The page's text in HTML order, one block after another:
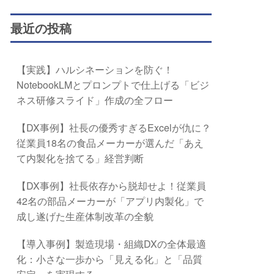
最近の投稿
【実践】ハルシネーションを防ぐ！
NotebookLMとプロンプトで仕上げる「ビジ
ネス研修スライド」作成の全フロー
【DX事例】社長の優秀すぎるExcelが仇に？
従業員18名の食品メーカーが選んだ「あえ
て内製化を捨てる」経営判断
【DX事例】社長依存から脱却せよ！従業員
42名の部品メーカーが「アプリ内製化」で
成し遂げた生産体制改革の全貌
【導入事例】製造現場・組織DXの全体最適
化：小さな一歩から「見える化」と「品質